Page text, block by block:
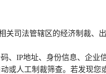
司法管辖区的经济制裁、
IP地址、身份信息、企业
或人工制裁筛查。若发现